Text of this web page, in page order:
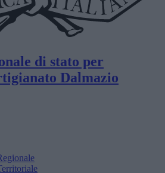
di stato per
Dalmazio